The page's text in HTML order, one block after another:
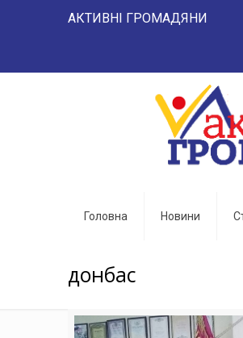
АКТИВНІ
Головна Новини
донбас